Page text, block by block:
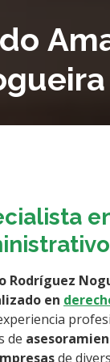
Rodríguez
en
de
de